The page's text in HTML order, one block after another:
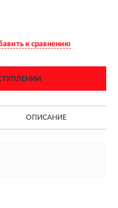
к сравнению
ОПИСАНИЕ